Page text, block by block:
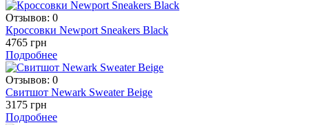
Отзывов: 0
Кроссовки Newport Sneakers Black
4765 грн
Подробнее
Отзывов: 0
Свитшот Newark Sweater Beige
3175 грн
Подробнее